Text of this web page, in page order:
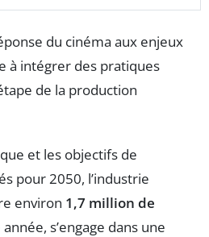
du cinéma aux enjeux
à intégrer des pratiques
de la production
et les objectifs de
pour 2050, l’industrie
environ 1,7 million de
s’engage dans une